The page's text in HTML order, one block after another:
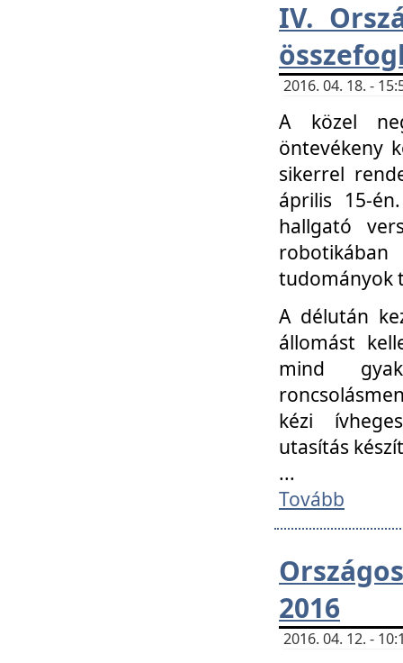
IV.
2016. 04. 18. -
A közel
öntevékeny
sikerrel
április 15-
hallgató
tudományok
A délután
állomást
mind
kézi
utasítás
...
Tovább
2016
2016. 04. 12. -